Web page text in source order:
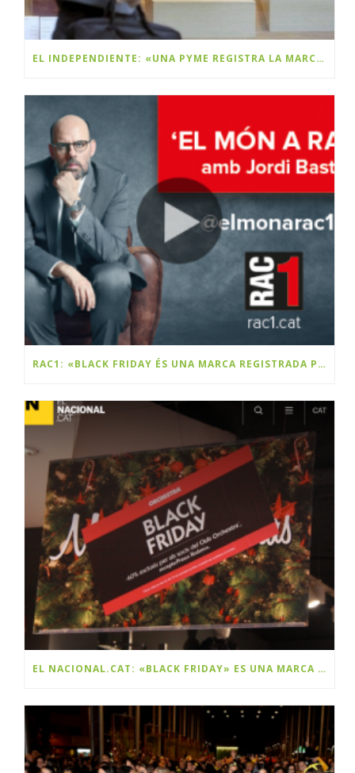
EL INDEPENDIENTE: «UNA PYME REGISTRA LA MARCA BLACK FRIDAY Y PLANEA COBRAR DERECHOS A LAS MULTINACIONALES»
RAC1: «BLACK FRIDAY ÉS UNA MARCA REGISTRADA PER UNA EMPRESA CATALANA»
EL NACIONAL.CAT: «BLACK FRIDAY» ES UNA MARCA Y ES CATALANA